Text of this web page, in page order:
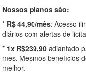
Nossos planos são:
* R$ 44,90/mês: Acesso
diários com alertas de
* 1x R$239,90 adiantado
mês. Mesmos benefícios
melhor.